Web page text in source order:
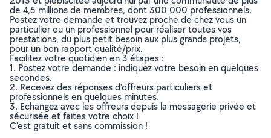
de 4,5 millions de membres, dont 300 000 professionnels.
Postez votre demande et trouvez proche de chez vous un
particulier ou un professionnel pour réaliser toutes vos
prestations, du plus petit besoin aux plus grands projets,
pour un bon rapport qualité/prix.
Facilitez votre quotidien en 3 étapes :
1. Postez votre demande : indiquez votre besoin en quelques
secondes.
2. Recevez des réponses d’offreurs particuliers et
professionnels en quelques minutes.
3. Echangez avec les offreurs depuis la messagerie privée et
sécurisée et faites votre choix !
C’est gratuit et sans commission !